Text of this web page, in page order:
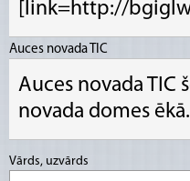
[link=http://
Auces novada TIC
Auces novada TIC
novada domes
Vārds, uzvārds